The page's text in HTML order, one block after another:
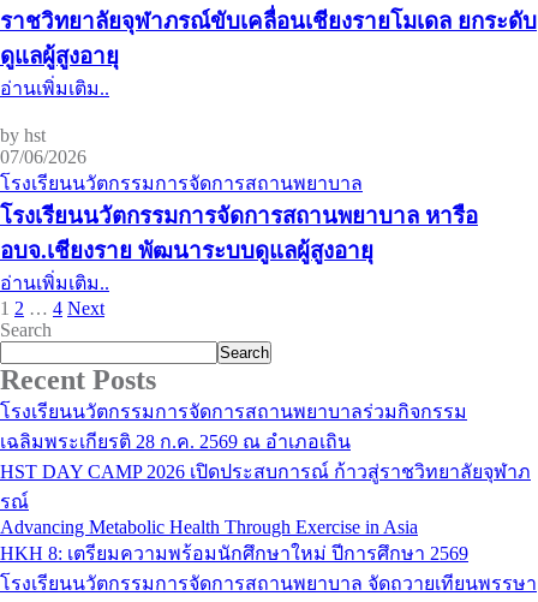
ราชวิทยาลัยจุฬาภรณ์ขับเคลื่อนเชียงรายโมเดล ยกระดับ
ดูแลผู้สูงอายุ
อ่านเพิ่มเติม..
by hst
07/06/2026
โรงเรียนนวัตกรรมการจัดการสถานพยาบาล
โรงเรียนนวัตกรรมการจัดการสถานพยาบาล หารือ
อบจ.เชียงราย พัฒนาระบบดูแลผู้สูงอายุ
อ่านเพิ่มเติม..
1 2 … 4 Next
Search
Search
Recent Posts
โรงเรียนนวัตกรรมการจัดการสถานพยาบาลร่วมกิจกรรม
เฉลิมพระเกียรติ 28 ก.ค. 2569 ณ อำเภอเถิน
HST DAY CAMP 2026 เปิดประสบการณ์ ก้าวสู่ราชวิทยาลัยจุฬาภ
รณ์
Advancing Metabolic Health Through Exercise in Asia
HKH 8: เตรียมความพร้อมนักศึกษาใหม่ ปีการศึกษา 2569
โรงเรียนนวัตกรรมการจัดการสถานพยาบาล จัดถวายเทียนพรรษา